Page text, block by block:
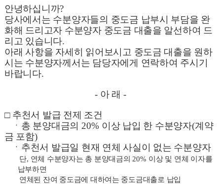
안녕하십니까?
당사에서는 수분양자들의 중도금 납부시 부담을 완
화해 드리고자 수분양자 중도금 대출을 알선하여 드
리고 있습니다.
아래 사항을 자세히 읽어보시고 중도금 대출을 원하
시는 수분양자께서는 담당자에게 연락하여 주시기
바랍니다.
- 아 래 -
□ 추천서 발급 전제 조건
ㆍ 총 분양대금의 20% 이상 납입 한 수분양자(계약
금 포함)
ㆍ 추천서 발급일 현재 연체 사실이 없는 수분양자
단, 연체 수분양자는 총 분양대금의 20% 이상 및 연체 이자를
납부하면
연체된 잔여 중도금에 대하여는 중도금대출로 납입